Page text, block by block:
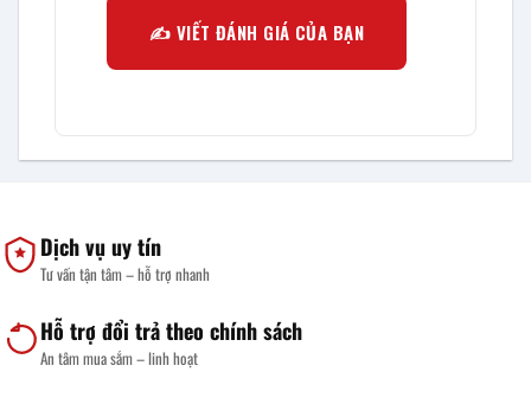
✍️ VIẾT ĐÁNH GIÁ CỦA BẠN
Dịch vụ uy tín
Tư vấn tận tâm – hỗ trợ nhanh
Hỗ trợ đổi trả theo chính sách
An tâm mua sắm – linh hoạt